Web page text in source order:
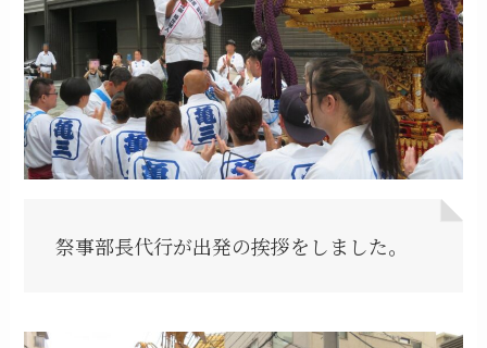
祭事部長代行が出発の挨拶をしました。